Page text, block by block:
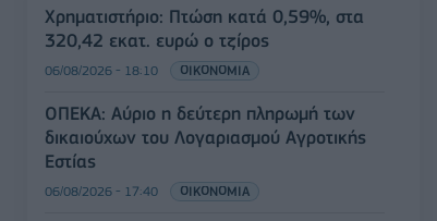
Χρηματιστήριο: Πτώση κατά 0,59%, στα
320,42 εκατ. ευρώ ο τζίρος
06/08/2026 - 18:10 ΟΙΚΟΝΟΜΙΑ
ΟΠΕΚΑ: Αύριο η δεύτερη πληρωμή των
δικαιούχων του Λογαριασμού Αγροτικής
Εστίας
06/08/2026 - 17:40 ΟΙΚΟΝΟΜΙΑ